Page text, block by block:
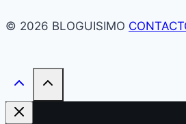
© 2026 BLOGUISIMO